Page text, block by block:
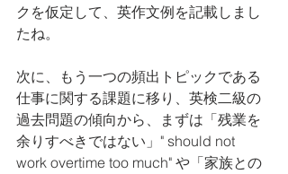
クを仮定して、英作文例を記載しまし
たね。
次に、もう一つの頻出トピックである
仕事に関する課題に移り、英検二級の
過去問題の傾向から、まずは「残業を
余りすべきではない」" should not
work overtime too much" や「家族との